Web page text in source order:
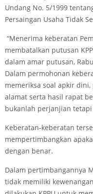
Undang No. 5/1999
Persaingan Usaha Tidak
“Menerima keberatan
membatalkan putusan
dalam amar putusan,
Dalam permohonan
memeriksa soal apkir dini,
alamat serta hasil rapat
bukanlah perjanjian
Keberatan-keberatan
mempertimbangkan
dengan benar.
Dalam pertimbangannya
tidak memiliki